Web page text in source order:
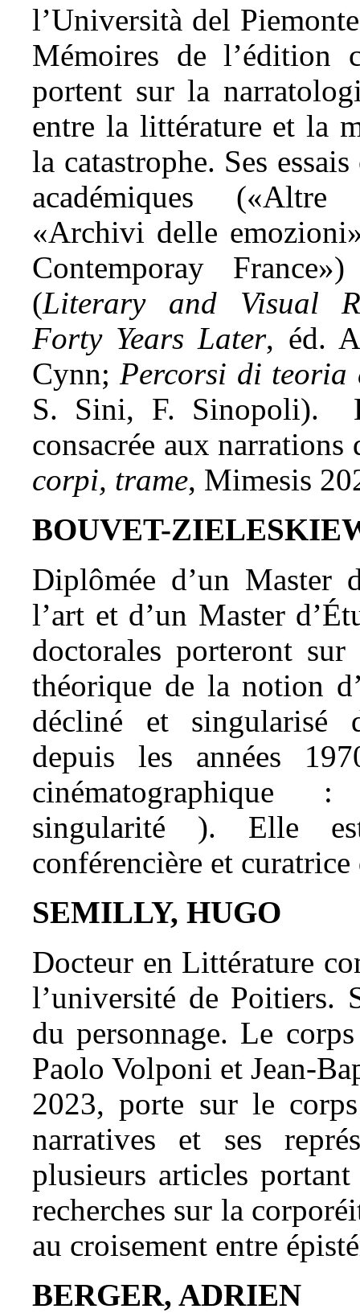
l’Università del
Mémoires de l’édition
portent sur la
entre la littérature et la
la catastrophe. Ses
académiques («Altre
«Archivi delle
Contemporay
(Literary and Visual
Forty Years Later, éd.
Cynn; Percorsi di teoria
S. Sini, F. Sinopoli).
consacrée aux narrations
corpi, trame, Mimesis
BOUVET-
Diplômée d’un Master
l’art et d’un Master
doctorales porteront
théorique de la notion
décliné et singularisé
depuis les années
cinématographique
singularité ). Elle
conférencière et
SEMILLY, HUGO
Docteur en Littérature
l’université de Poitiers.
du personnage. Le
Paolo Volponi et Jean-
2023, porte sur le
narratives et ses
plusieurs articles
recherches sur la
au croisement entre
BERGER, ADRIEN